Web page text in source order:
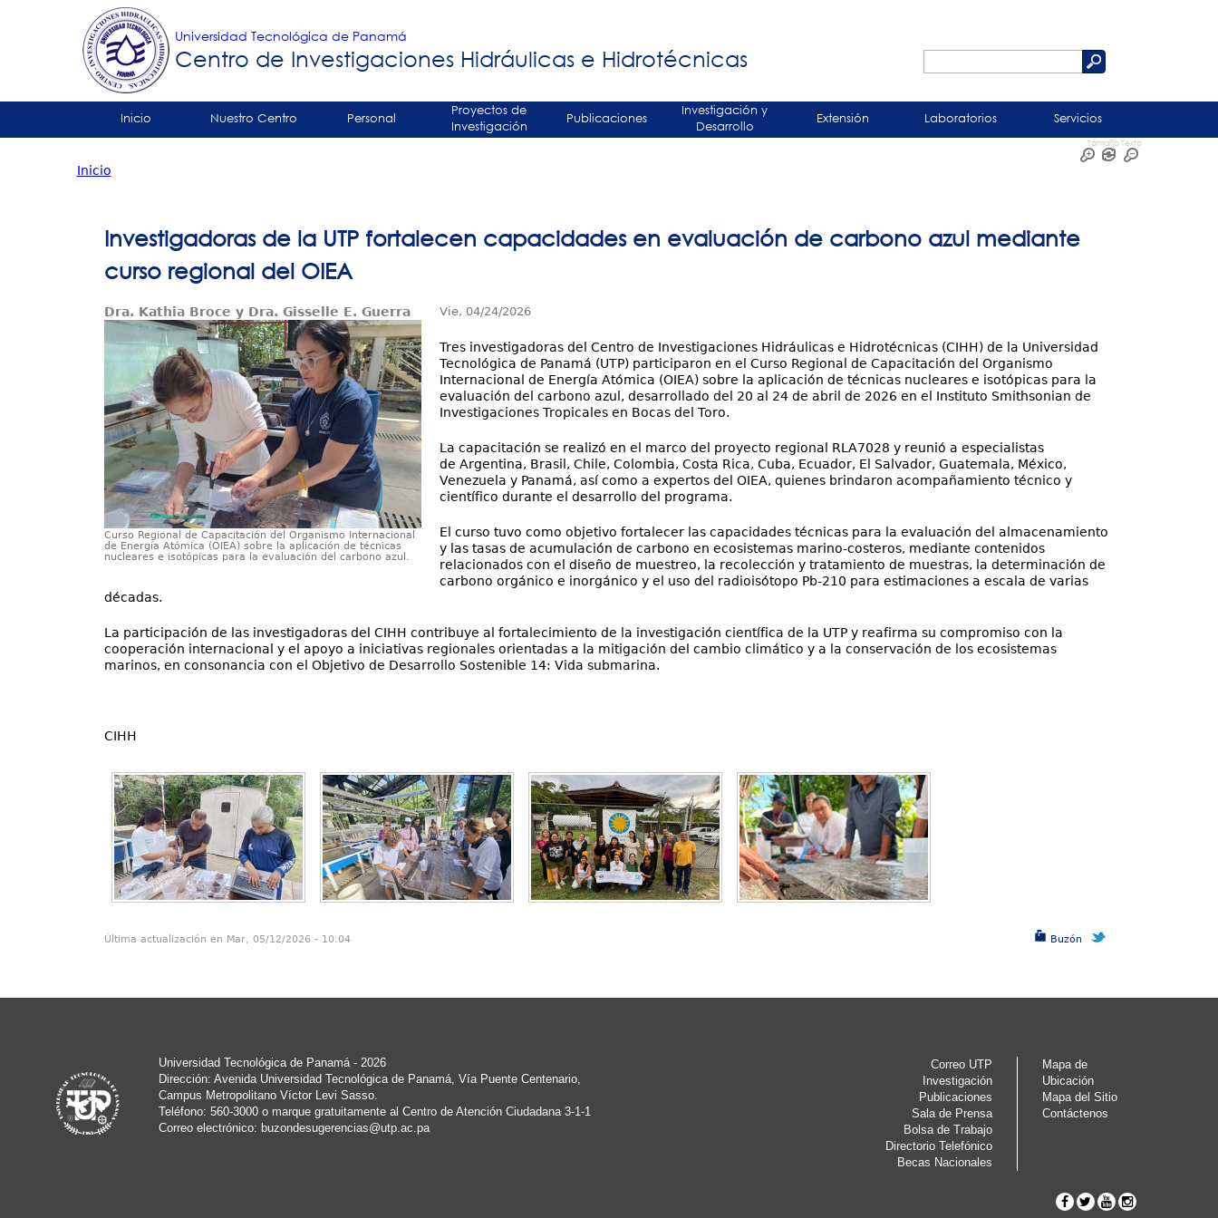
de
Universidad Tecnológica de Panamá
Centro de Investigaciones Hidráulicas e Hidrotécnicas
Tropical
Principal
Inicio Nuestro Centro Personal
Proyectos de
Investigación
Publicaciones
Investigación y
Desarrollo
Extensión Laboratorios Servicios
Tamaño Texto
está
Inicio
Investigadoras de la UTP fortalecen capacidades en evaluación de carbono azul mediante
curso regional del OIEA
Dra. Kathia Broce y Dra. Gisselle E. Guerra
Curso Regional de Capacitación del Organismo Internacional
de Energía Atómica (OIEA) sobre la aplicación de técnicas
nucleares e isotópicas para la evaluación del carbono azul.
Vie, 04/24/2026
Tres investigadoras del Centro de Investigaciones Hidráulicas e Hidrotécnicas (CIHH) de la Universidad
Tecnológica de Panamá (UTP) participaron en el Curso Regional de Capacitación del Organismo
Internacional de Energía Atómica (OIEA) sobre la aplicación de técnicas nucleares e isotópicas para la
evaluación del carbono azul, desarrollado del 20 al 24 de abril de 2026 en el Instituto Smithsonian de
Investigaciones Tropicales en Bocas del Toro.
La capacitación se realizó en el marco del proyecto regional RLA7028 y reunió a especialistas
de Argentina, Brasil, Chile, Colombia, Costa Rica, Cuba, Ecuador, El Salvador, Guatemala, México,
Venezuela y Panamá, así como a expertos del OIEA, quienes brindaron acompañamiento técnico y
científico durante el desarrollo del programa.
El curso tuvo como objetivo fortalecer las capacidades técnicas para la evaluación del almacenamiento
y las tasas de acumulación de carbono en ecosistemas marino‑costeros, mediante contenidos
relacionados con el diseño de muestreo, la recolección y tratamiento de muestras, la determinación de
carbono orgánico e inorgánico y el uso del radioisótopo Pb‑210 para estimaciones a escala de varias
décadas.
La participación de las investigadoras del CIHH contribuye al fortalecimiento de la investigación científica de la UTP y reafirma su compromiso con la
cooperación internacional y el apoyo a iniciativas regionales orientadas a la mitigación del cambio climático y a la conservación de los ecosistemas
marinos, en consonancia con el Objetivo de Desarrollo Sostenible 14: Vida submarina.
CIHH
Buzón
Última actualización en Mar, 05/12/2026 - 10:04
Correo UTP
Investigación
Publicaciones
Sala de Prensa
Bolsa de Trabajo
Directorio Telefónico
Becas Nacionales
Mapa de
Ubicación
Mapa del Sitio
Contáctenos
Universidad Tecnológica de Panamá - 2026
Dirección: Avenida Universidad Tecnológica de Panamá, Vía Puente Centenario,
Campus Metropolitano Víctor Levi Sasso.
Teléfono: 560-3000 o marque gratuitamente al Centro de Atención Ciudadana 3-1-1
Correo electrónico: buzondesugerencias@utp.ac.pa